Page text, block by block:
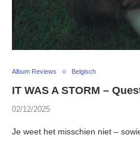
Album Reviews Belgisch
IT WAS A STORM –
02/12/2025
Je weet het misschien niet –